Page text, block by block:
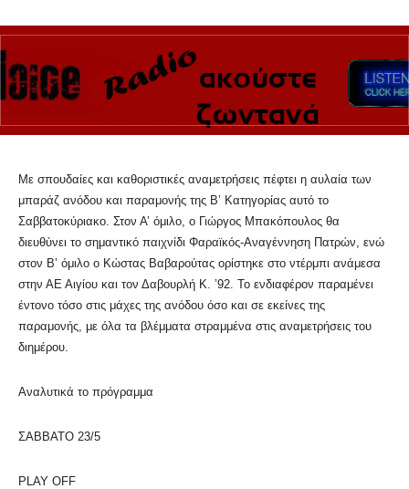
Με σπουδαίες και καθοριστικές αναμετρήσεις πέφτει η αυλαία των
μπαράζ ανόδου και παραμονής της Β’ Κατηγορίας αυτό το
Σαββατοκύριακο. Στον Α’ όμιλο, ο Γιώργος Μπακόπουλος θα
διευθύνει το σημαντικό παιχνίδι Φαραϊκός-Αναγέννηση Πατρών, ενώ
στον Β’ όμιλο ο Κώστας Βαβαρούτας ορίστηκε στο ντέρμπι ανάμεσα
στην ΑΕ Αιγίου και τον Δαβουρλή Κ. ’92. Το ενδιαφέρον παραμένει
έντονο τόσο στις μάχες της ανόδου όσο και σε εκείνες της
παραμονής, με όλα τα βλέμματα στραμμένα στις αναμετρήσεις του
διημέρου.
Αναλυτικά το πρόγραμμα
ΣΑΒΒΑΤΟ 23/5
PLAY OFF